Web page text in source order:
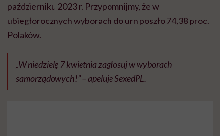
październiku 2023 r. Przypomnijmy, że w
ubiegłorocznych wyborach do urn poszło 74,38 proc.
Polaków.
„W niedzielę 7 kwietnia zagłosuj w wyborach
samorządowych!” – apeluje SexedPL.